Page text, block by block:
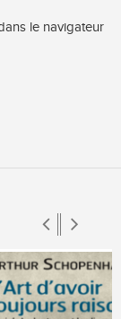
le navigateur